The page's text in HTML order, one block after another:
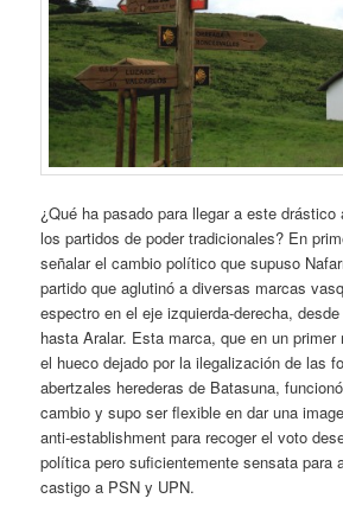
¿Qué ha pasado para llegar a este drástico
los partidos de poder tradicionales? En
señalar el cambio político que supuso
partido que aglutinó a diversas marcas
espectro en el eje izquierda-derecha,
hasta Aralar. Esta marca, que en un primer
el hueco dejado por la ilegalización de las
abertzales herederas de Batasuna,
cambio y supo ser flexible en dar una
anti-establishment para recoger el voto
política pero suficientemente sensata para
castigo a PSN y UPN.